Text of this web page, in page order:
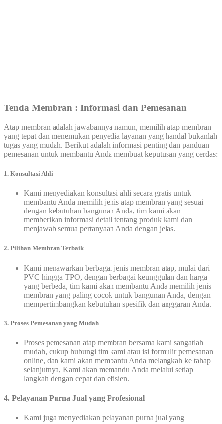
Tenda Membran : Informasi dan Pemesanan
Atap membran adalah jawabannya namun, memilih atap membran
yang tepat dan menemukan penyedia layanan yang handal bukanlah
tugas yang mudah. Berikut adalah informasi penting dan panduan
pemesanan untuk membantu Anda membuat keputusan yang cerdas:
1. Konsultasi Ahli
Kami menyediakan konsultasi ahli secara gratis untuk
membantu Anda memilih jenis atap membran yang sesuai
dengan kebutuhan bangunan Anda, tim kami akan
memberikan informasi detail tentang produk kami dan
menjawab semua pertanyaan Anda dengan jelas.
2. Pilihan Membran Terbaik
Kami menawarkan berbagai jenis membran atap, mulai dari
PVC hingga TPO, dengan berbagai keunggulan dan harga
yang berbeda, tim kami akan membantu Anda memilih jenis
membran yang paling cocok untuk bangunan Anda, dengan
mempertimbangkan kebutuhan spesifik dan anggaran Anda.
3. Proses Pemesanan yang Mudah
Proses pemesanan atap membran bersama kami sangatlah
mudah, cukup hubungi tim kami atau isi formulir pemesanan
online, dan kami akan membantu Anda melangkah ke tahap
selanjutnya, Kami akan memandu Anda melalui setiap
langkah dengan cepat dan efisien.
4. Pelayanan Purna Jual yang Profesional
Kami juga menyediakan pelayanan purna jual yang